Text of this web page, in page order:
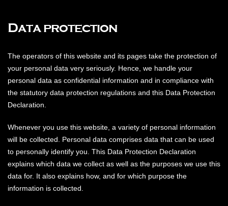
Data protection
The operators of this website and its pages take the protection of
your personal data very seriously. Hence, we handle your
personal data as confidential information and in compliance with
the statutory data protection regulations and this Data Protection
Declaration.
Whenever you use this website, a variety of personal information
will be collected. Personal data comprises data that can be used
to personally identify you. This Data Protection Declaration
explains which data we collect as well as the purposes we use this
data for. It also explains how, and for which purpose the
information is collected.